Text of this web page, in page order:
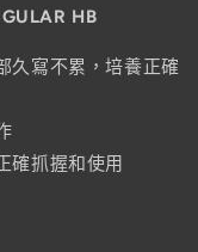
HB
久寫不累，培養正確
確抓握和使用